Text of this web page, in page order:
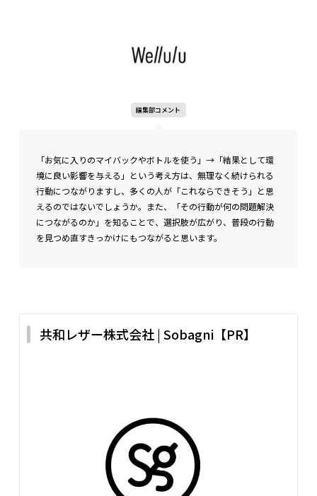
編集部コメント
「お気に入りのマイバックやボトルを使う」→「結果として環
境に良い影響を与える」という考え方は、無理なく続けられる
行動につながりますし、多くの人が「これならできそう」と思
えるのではないでしょうか。また、「その行動が何の問題解決
につながるのか」を知ることで、選択肢が広がり、普段の行動
を見つめ直すきっかけにもつながると思います。
共和レザー株式会社 | Sobagni【PR】